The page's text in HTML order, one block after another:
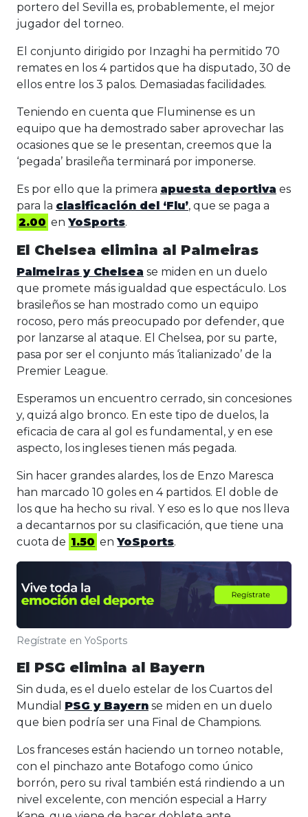
portero del Sevilla es, probablemente, el mejor
jugador del torneo.
El conjunto dirigido por Inzaghi ha permitido 70
remates en los 4 partidos que ha disputado, 30 de
ellos entre los 3 palos. Demasiadas facilidades.
Teniendo en cuenta que Fluminense es un
equipo que ha demostrado saber aprovechar las
ocasiones que se le presentan, creemos que la
‘pegada’ brasileña terminará por imponerse.
Es por ello que la primera apuesta deportiva es
para la clasificación del ‘Flu’, que se paga a
2.00 enYoSports.
El Chelsea elimina al Palmeiras
Palmeiras y Chelsea se miden en un duelo
que promete más igualdad que espectáculo. Los
brasileños se han mostrado como un equipo
rocoso, pero más preocupado por defender, que
por lanzarse al ataque. El Chelsea, por su parte,
pasa por ser el conjunto más ‘italianizado’ de la
Premier League.
Esperamos un encuentro cerrado, sin concesiones
y, quizá algo bronco. En este tipo de duelos, la
eficacia de cara al gol es fundamental, y en ese
aspecto, los ingleses tienen más pegada.
Sin hacer grandes alardes, los de Enzo Maresca
han marcado 10 goles en 4 partidos. El doble de
los que ha hecho su rival. Y eso es lo que nos lleva
a decantarnos por su clasificación, que tiene una
cuota de 1.50 enYoSports.
Regístrate en YoSports
El PSG elimina al Bayern
Sin duda, es el duelo estelar de los Cuartos del
Mundial PSG y Bayern se miden en un duelo
que bien podría ser una Final de Champions.
Los franceses están haciendo un torneo notable,
con el pinchazo ante Botafogo como único
borrón, pero su rival también está rindiendo a un
nivel excelente, con mención especial a Harry